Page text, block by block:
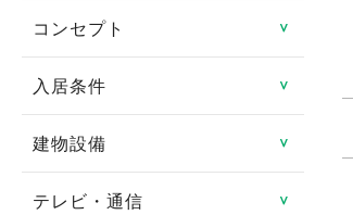
鉄骨造
鉄筋コンクリート造
鉄骨鉄筋コンクリート造
軽量鉄骨造
コンセプト ＞
リノベーション物件
リフォーム済み
日当たり良好
入居条件 ＞
即入居可
ペット相談可
建物設備 ＞
エレベータ
テレビ・通信 ＞